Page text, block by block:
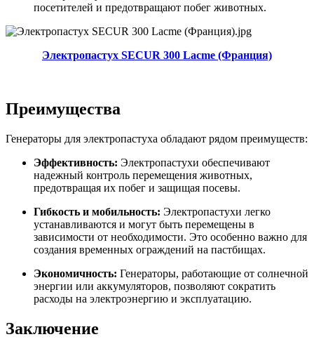
посетителей и предотвращают побег животных.
Электропастух SECUR 300 Lacme (Франция)
Преимущества
Генераторы для электропастуха обладают рядом преимуществ:
Эффективность: Электропастухи обеспечивают
надежный контроль перемещения животных,
предотвращая их побег и защищая посевы.
Гибкость и мобильность: Электропастухи легко
устанавливаются и могут быть перемещены в
зависимости от необходимости. Это особенно важно для
создания временных ограждений на пастбищах.
Экономичность: Генераторы, работающие от солнечной
энергии или аккумуляторов, позволяют сократить
расходы на электроэнергию и эксплуатацию.
Заключение